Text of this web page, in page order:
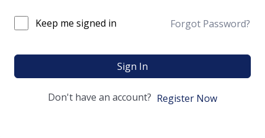
Keep me signed in Forgot Password?
Sign In
Don't have an account? Register Now